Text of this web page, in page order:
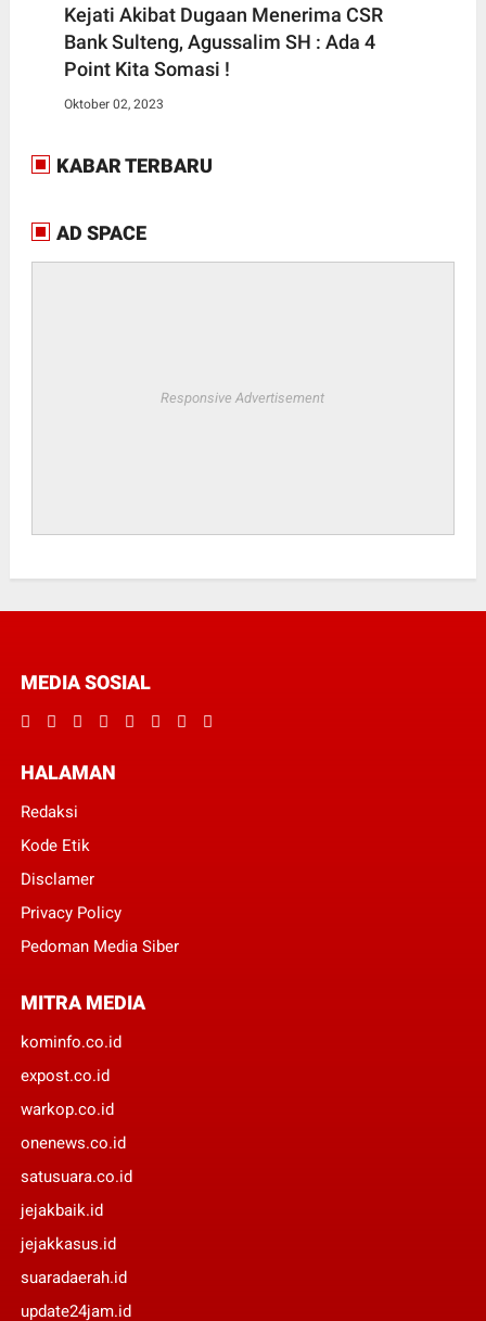
Kejati Akibat Dugaan Menerima CSR
Bank Sulteng, Agussalim SH : Ada 4
Point Kita Somasi !
Oktober 02, 2023
KABAR TERBARU
AD SPACE
Responsive Advertisement
MEDIA SOSIAL
HALAMAN
Redaksi
Kode Etik
Disclamer
Privacy Policy
Pedoman Media Siber
MITRA MEDIA
kominfo.co.id
expost.co.id
warkop.co.id
onenews.co.id
satusuara.co.id
jejakbaik.id
jejakkasus.id
suaradaerah.id
update24jam.id